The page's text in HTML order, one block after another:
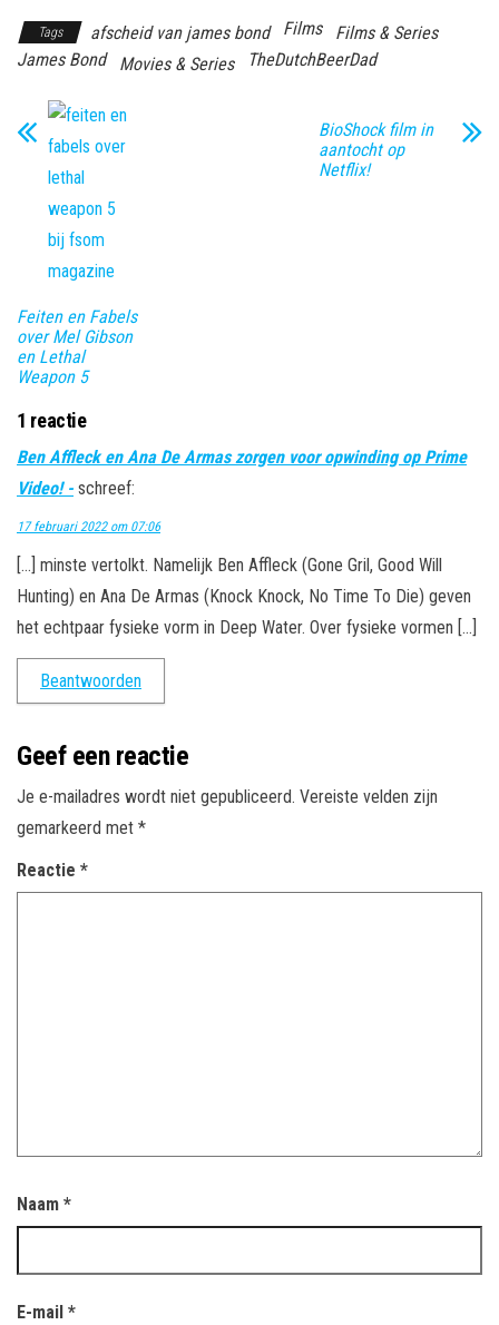
Tags afscheid van james bond Films
Films & Series
James Bond
Movies & Series TheDutchBeerDad
Feiten en Fabels
over Mel Gibson
en Lethal
Weapon 5
BioShock film in
aantocht op
Netflix!
1 reactie
Ben Affleck en Ana De Armas zorgen voor opwinding op Prime
Video! - schreef:
17 februari 2022 om 07:06
[…] minste vertolkt. Namelijk Ben Affleck (Gone Gril, Good Will
Hunting) en Ana De Armas (Knock Knock, No Time To Die) geven
het echtpaar fysieke vorm in Deep Water. Over fysieke vormen […]
Beantwoorden
Geef een reactie
Je e-mailadres wordt niet gepubliceerd. Vereiste velden zijn
gemarkeerd met *
Reactie *
Naam *
E-mail *